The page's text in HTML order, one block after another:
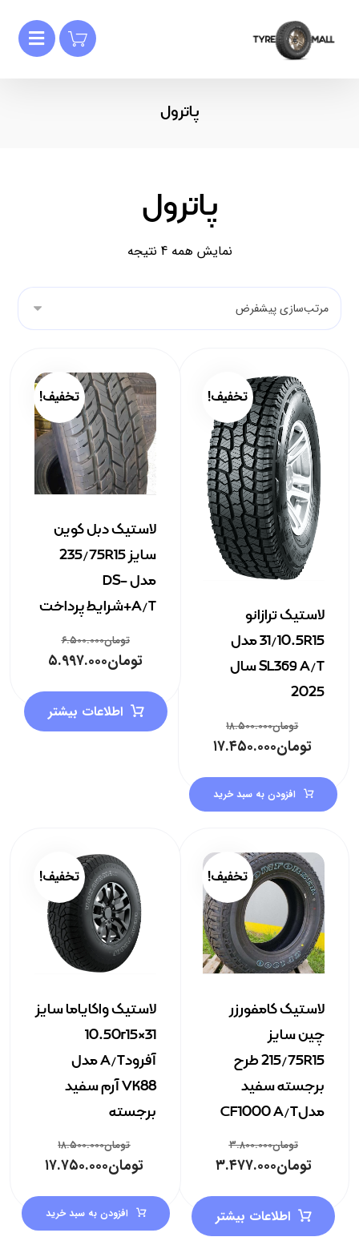
پاترول
پاترول
نمایش همه 4 نتیجه
لاستیک ترازانو
31/10.5R15 مدل
SL369 A/T سال
2025
تومان۱۸.۵۰۰.۰۰۰
تومان۱۷.۴۵۰.۰۰۰
تخفیف!
افزودن به سبد خرید
لاستیک دبل کوین
سایز 235/75R15
مدل DS-
A/T+شرایط پرداخت
تومان۶.۵۰۰.۰۰۰
تومان۵.۹۹۷.۰۰۰
تخفیف!
اطلاعات بیشتر
لاستیک کامفورزر
چین سایز
215/75R15 طرح
برجسته سفید
مدلCF1000 A/T
تومان۳.۸۰۰.۰۰۰
تومان۳.۴۷۷.۰۰۰
تخفیف!
اطلاعات بیشتر
لاستیک واکایاما سایز
31×10.50r15
آفرودA/T مدل
VK88 آرم سفید
برجسته
تومان۱۸.۵۰۰.۰۰۰
تومان۱۷.۷۵۰.۰۰۰
تخفیف!
افزودن به سبد خرید